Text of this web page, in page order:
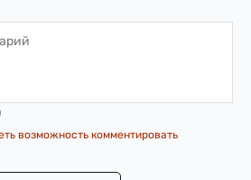
возможность комментировать